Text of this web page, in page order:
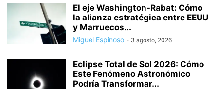
El eje Washington-Rabat: Cómo
la alianza estratégica entre EEUU
y Marruecos...
Miguel Espinoso - 3 agosto, 2026
Eclipse Total de Sol 2026: Cómo
Este Fenómeno Astronómico
Podría Transformar...